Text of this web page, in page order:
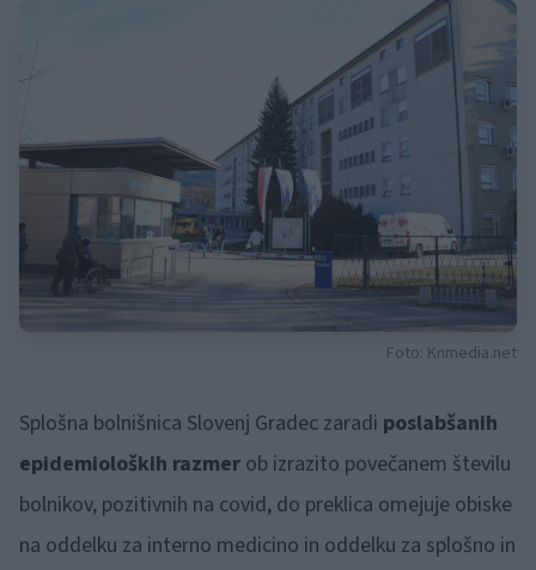
Foto: Knmedia.net
Splošna bolnišnica Slovenj Gradec zaradi poslabšanih
epidemioloških razmer ob izrazito povečanem številu
bolnikov, pozitivnih na covid, do preklica omejuje obiske
na oddelku za interno medicino in oddelku za splošno in